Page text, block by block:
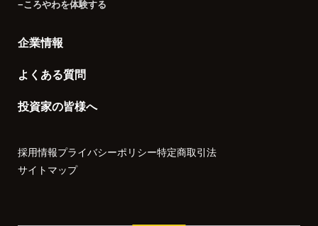
−ころやわを体験する
企業情報
よくある質問
投資家の皆様へ
採用情報プライバシーポリシー特定商取引法
サイトマップ